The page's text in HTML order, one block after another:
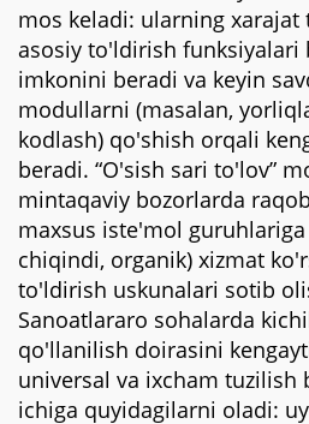
mos keladi: ularning xarajat
asosiy to'ldirish funksiyalari
imkonini beradi va keyin
modullarni (masalan,
kodlash) qo'shish orqali
beradi. “O'sish sari to'lov”
mintaqaviy bozorlarda
maxsus iste'mol
chiqindi, organik) xizmat
to'ldirish uskunalari sotib
Sanoatlararo sohalarda
qo'llanilish doirasini
universal va ixcham tuzilish
ichiga quyidagilarni oladi: